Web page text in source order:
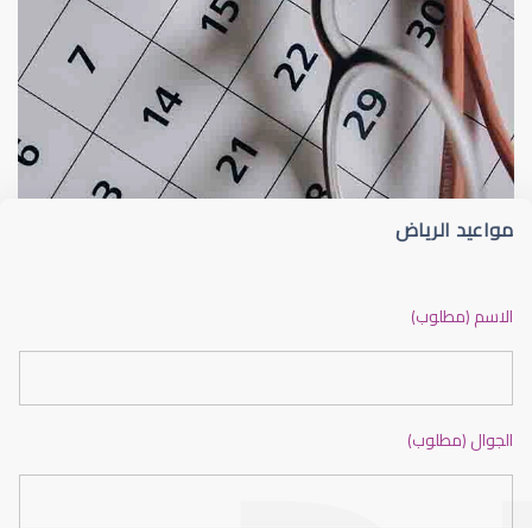
قلوبال لرعاية العين ضعف نظر
ضعف نظر الاطفال
مواعيد الرياض
الاسم (مطلوب)
الجوال (مطلوب)